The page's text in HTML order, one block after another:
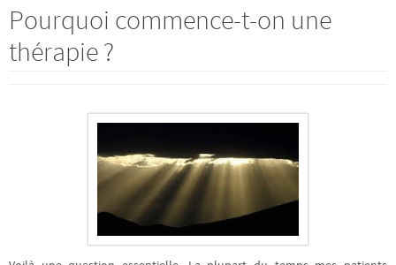
Pourquoi commence-t-on une
thérapie ?